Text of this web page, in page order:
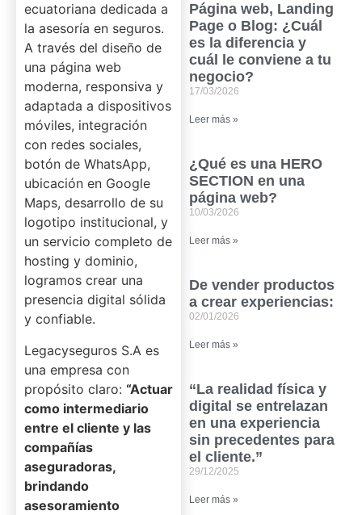
ecuatoriana dedicada a
la asesoría en seguros.
A través del diseño de
una página web
moderna, responsiva y
adaptada a dispositivos
móviles, integración
con redes sociales,
botón de WhatsApp,
ubicación en Google
Maps, desarrollo de su
logotipo institucional, y
un servicio completo de
hosting y dominio,
logramos crear una
presencia digital sólida
y confiable.
Legacyseguros S.A es
una empresa con
propósito claro: “Actuar
como intermediario
entre el cliente y las
compañías
aseguradoras,
brindando
asesoramiento
Página web, Landing
Page o Blog: ¿Cuál
es la diferencia y
cuál le conviene a tu
negocio?
17/03/2026
Leer más »
¿Qué es una HERO
SECTION en una
página web?
10/03/2026
Leer más »
De vender productos
a crear experiencias:
02/01/2026
Leer más »
“La realidad física y
digital se entrelazan
en una experiencia
sin precedentes para
el cliente.”
29/12/2025
Leer más »